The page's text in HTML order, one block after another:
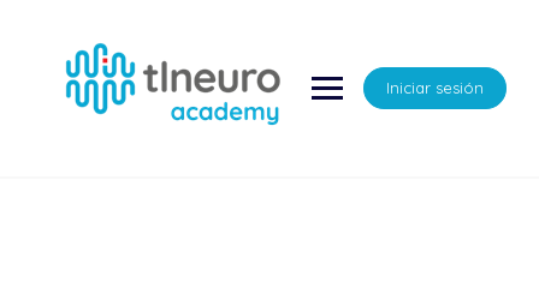
contenido
Iniciar sesión